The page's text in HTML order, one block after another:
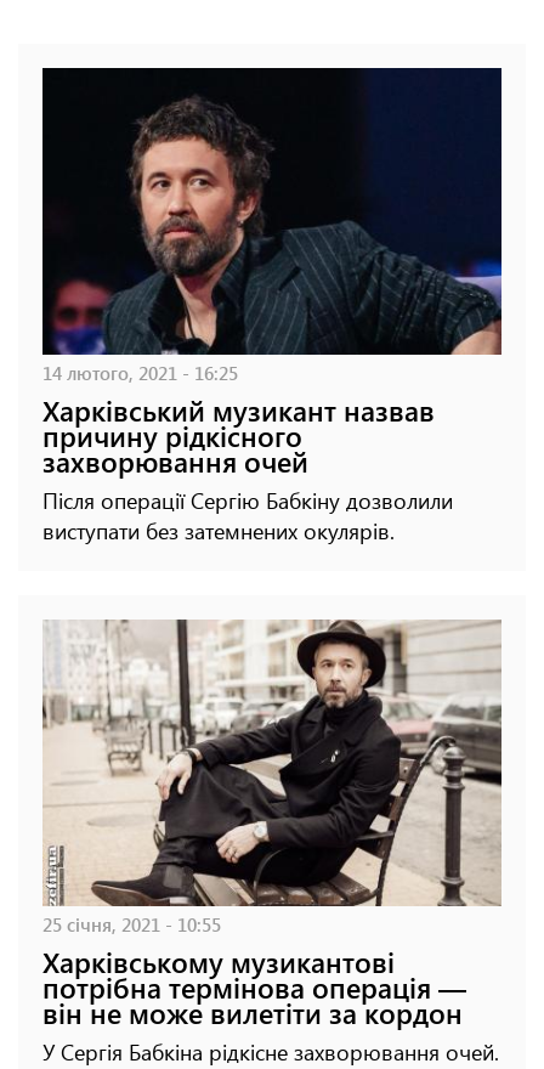
14 лютого, 2021 - 16:25
Харківський музикант назвав
причину рідкісного
захворювання очей
Після операції Сергію Бабкіну дозволили
виступати без затемнених окулярів.
25 січня, 2021 - 10:55
Харківському музикантові
потрібна термінова операція —
він не може вилетіти за кордон
У Сергія Бабкіна рідкісне захворювання очей.